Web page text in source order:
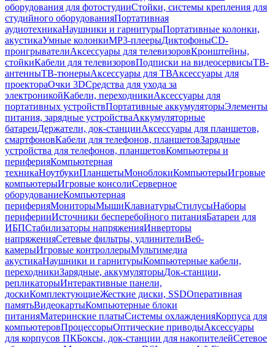
оборудования для фотостудииСтойки, системы крепления для
студийного оборудованияПортативная
аудиотехникаНаушники и гарнитурыПортативные колонки,
акустикаУмные колонкиMP3-плеерыДиктофоныCD-
проигрывателиАксессуары для телевизоровКронштейны,
стойкиКабели для телевизоровПодписки на видеосервисыТВ-
антенныТВ-тюнерыАксессуары для ТВАксессуары для
проектораОчки 3DСредства для ухода за
электроникойКабели, переходникиАксессуары для
портативных устройствПортативные аккумуляторыЭлементы
питания, зарядные устройстваАккумуляторные
батареиДержатели, док-станцииАксессуары для планшетов,
смартфоновКабели для телефонов, планшетовЗарядные
устройства для телефонов, планшетовКомпьютеры и
периферияКомпьютерная
техникаНоутбукиПланшетыМоноблокиКомпьютерыИгровые
компьютерыИгровые консолиСерверное
оборудованиеКомпьютерная
периферияМониторыМышиКлавиатурыСтилусыНаборы
периферииИсточники бесперебойного питанияБатареи для
ИБПСтабилизаторы напряженияИнверторы
напряженияСетевые фильтры, удлинителиВеб-
камерыИгровые контроллерыМультимедиа
акустикаНаушники и гарнитурыКомпьютерные кабели,
переходникиЗарядные, аккумуляторыДок-станции,
репликаторыИнтерактивные панели,
доскиКомплектующиеЖесткие диски, SSDОперативная
памятьВидеокартыКомпьютерные блоки
питанияМатеринские платыСистемы охлажденияКорпуса для
компьютеровПроцессорыОптические приводыАксессуары
для корпусов ПКБоксы, док-станции для накопителейСетевое